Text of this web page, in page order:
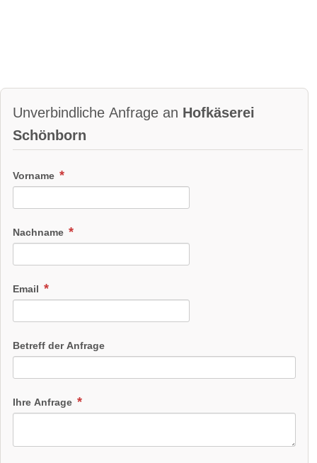
Unverbindliche Anfrage an Hofkäserei
Schönborn
Vorname
Nachname
Email
Betreff der Anfrage
Ihre Anfrage